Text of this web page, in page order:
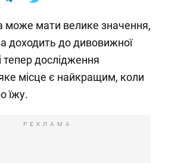
може мати велике значення,
доходить до дивовижної
тепер дослідження
місце є найкращим, коли
їжу.
РЕКЛАМА